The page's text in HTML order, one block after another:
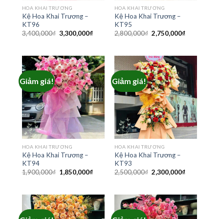
HOA KHAI TRƯƠNG
Kệ Hoa Khai Trương –
KT96
3,400,000₫ Giá
gốc
3,300,000₫Giá
3,300,000₫.
HOA KHAI TRƯƠNG
Kệ Hoa Khai Trương –
KT95
2,800,000₫ Giá
gốc
2,750,000₫Giá
Giảm giá!
HOA KHAI TRƯƠNG
Kệ Hoa Khai Trương –
KT94
1,900,000₫ Giá
gốc
1,850,000₫Giá
1,850,000₫.
Giảm giá!
HOA KHAI TRƯƠNG
Kệ Hoa Khai Trương –
KT93
2,500,000₫ Giá
gốc
2,300,000₫Giá